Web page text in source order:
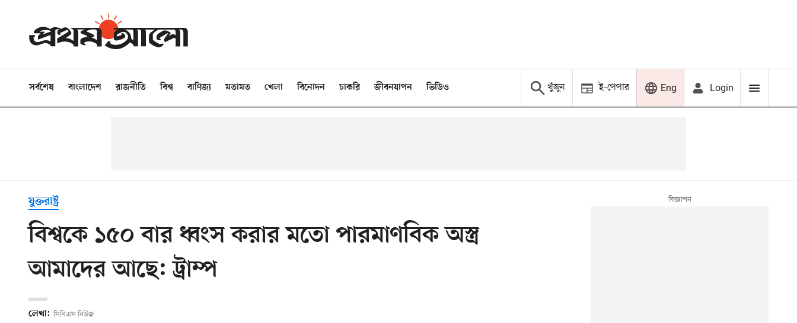
সর্বশেষ বাংলাদেশ রাজনীতি বিশ্ব বাণিজ্য মতামত খেলা বিনোদন চাকরি জীবনযাপন ভিডিও খুঁজুন ই-পেপার Eng Login
যুক্তরাষ্ট্র
বিশ্বকে ১৫০ বার ধ্বংস করার মতো পারমাণবিক অস্ত্র
আমাদের আছে: ট্রাম্প
লেখা: সিবিএস নিউজ